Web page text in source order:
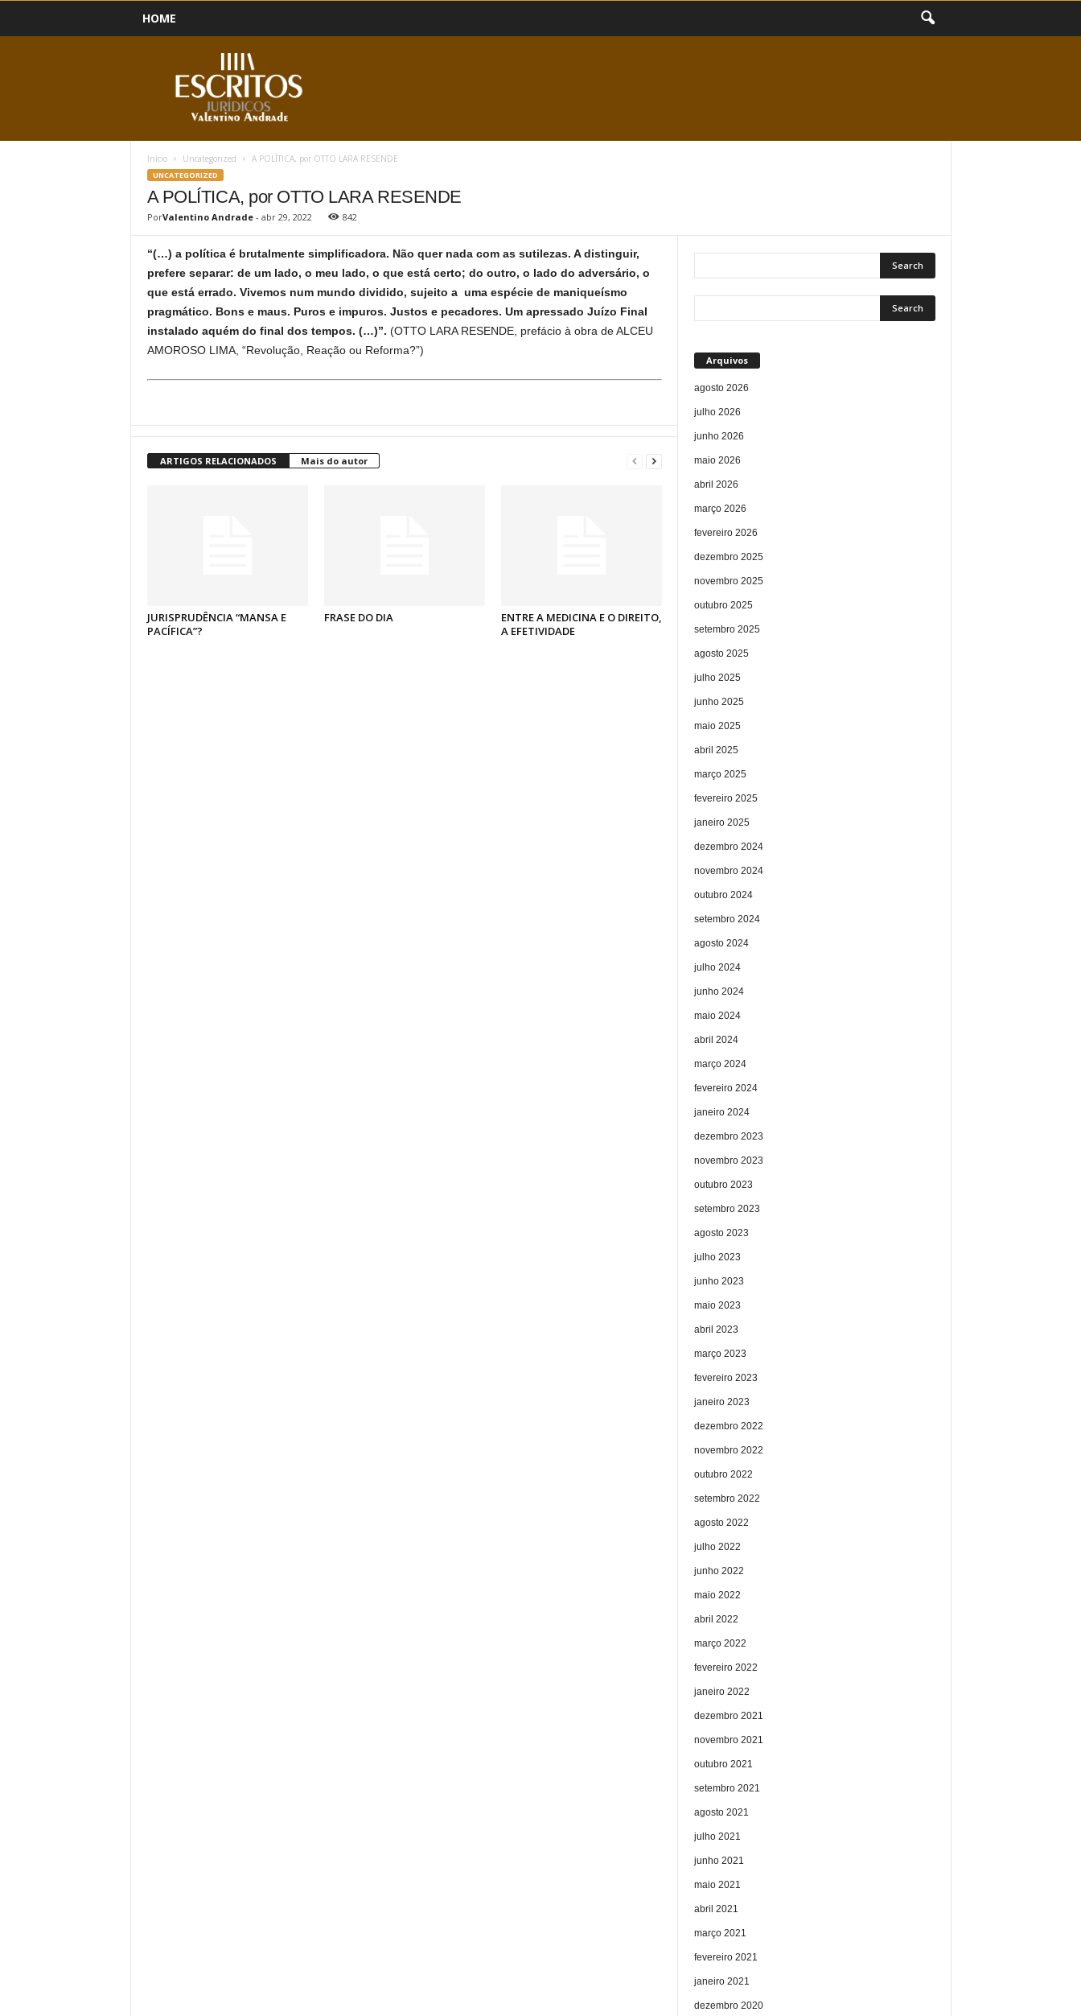
HOME
Início Uncategorized A POLÍTICA, por OTTO LARA RESENDE
UNCATEGORIZED
A POLÍTICA, por OTTO LARA RESENDE
PorValentino Andrade- abr 29, 2022 842
“(…) a política é brutalmente simplificadora. Não quer nada com as sutilezas. A distinguir,
prefere separar: de um lado, o meu lado, o que está certo; do outro, o lado do adversário, o
que está errado. Vivemos num mundo dividido, sujeito a uma espécie de maniqueísmo
pragmático. Bons e maus. Puros e impuros. Justos e pecadores. Um apressado Juízo Final
instalado aquém do final dos tempos. (…)”. (OTTO LARA RESENDE, prefácio à obra de ALCEU
AMOROSO LIMA, “Revolução, Reação ou Reforma?”)
ARTIGOS RELACIONADOS Mais do autor
JURISPRUDÊNCIA “MANSA E
PACÍFICA”?
FRASE DO DIA
ENTRE A MEDICINA E O DIREITO,
A EFETIVIDADE
Arquivos
agosto 2026
julho 2026
junho 2026
maio 2026
abril 2026
março 2026
fevereiro 2026
dezembro 2025
novembro 2025
outubro 2025
setembro 2025
agosto 2025
julho 2025
junho 2025
maio 2025
abril 2025
março 2025
fevereiro 2025
janeiro 2025
dezembro 2024
novembro 2024
outubro 2024
setembro 2024
agosto 2024
julho 2024
junho 2024
maio 2024
abril 2024
março 2024
fevereiro 2024
janeiro 2024
dezembro 2023
novembro 2023
outubro 2023
setembro 2023
agosto 2023
julho 2023
junho 2023
maio 2023
abril 2023
março 2023
fevereiro 2023
janeiro 2023
dezembro 2022
novembro 2022
outubro 2022
setembro 2022
agosto 2022
julho 2022
junho 2022
maio 2022
abril 2022
março 2022
fevereiro 2022
janeiro 2022
dezembro 2021
novembro 2021
outubro 2021
setembro 2021
agosto 2021
julho 2021
junho 2021
maio 2021
abril 2021
março 2021
fevereiro 2021
janeiro 2021
dezembro 2020